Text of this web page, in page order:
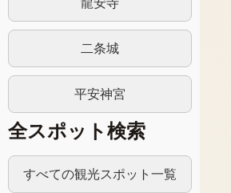
龍安寺
二条城
平安神宮
全スポット検索
すべての観光スポット一覧